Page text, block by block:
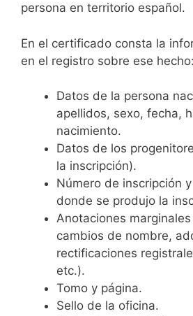
persona en territorio español.
En el certificado consta la
en el registro sobre ese hecho:
Datos de la persona
apellidos, sexo, fecha,
nacimiento.
Datos de los
la inscripción).
Número de inscripción
donde se produjo la
Anotaciones
cambios de nombre,
rectificaciones
etc.).
Tomo y página.
Sello de la oficina.